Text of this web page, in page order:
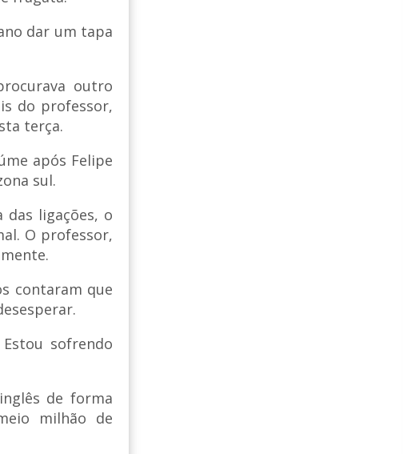
dar um tapa
outro
do professor,
terça.
após Felipe
sul.
das ligações, o
O professor,
contaram que
sofrendo
de forma
milhão de